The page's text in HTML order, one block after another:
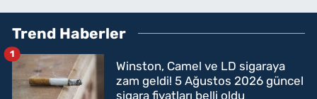
Trend Haberler
Winston, Camel ve LD sigaraya
zam geldi! 5 Ağustos 2026 güncel
sigara fiyatları belli oldu
1